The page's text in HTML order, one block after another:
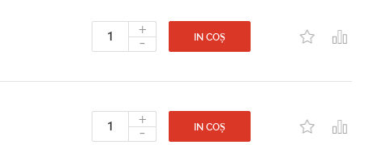
+
- IN COȘ
+
- IN COȘ